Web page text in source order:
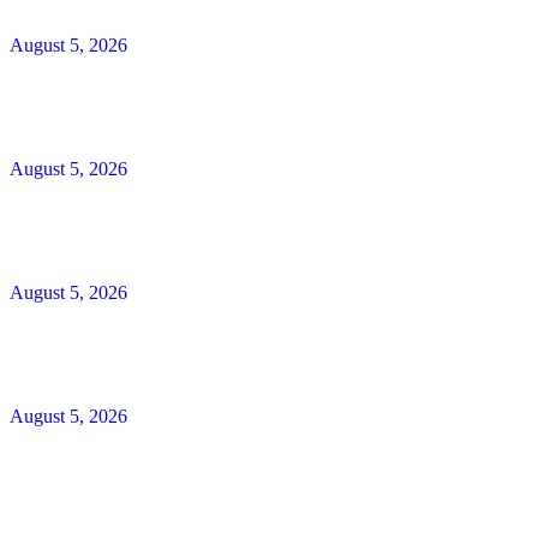
August 5, 2026
August 5, 2026
August 5, 2026
August 5, 2026